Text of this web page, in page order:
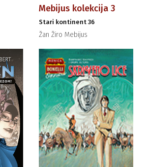
Mebijus kolekcija 3
Stari kontinent 36
Žan Žiro Mebijus